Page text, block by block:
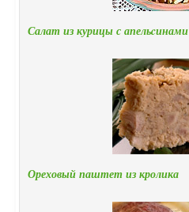
Салат из курицы с апельcинами
Ореховый паштет из кролика